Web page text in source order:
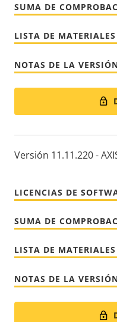
SUMA DE
LISTA DE
NOTAS DE LA
Versión 11.11.220 -
LICENCIAS DE
SUMA DE
LISTA DE
NOTAS DE LA